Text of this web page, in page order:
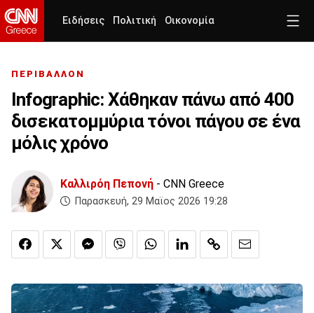
Ειδήσεις Πολιτική Οικονομία
ΠΕΡΙΒΑΛΛΟΝ
Infographic: Χάθηκαν πάνω από 400
δισεκατομμύρια τόνοι πάγου σε ένα
μόλις χρόνο
Καλλιρόη Πεπονή - CNN Greece
Παρασκευή, 29 Μαϊος 2026 19:28